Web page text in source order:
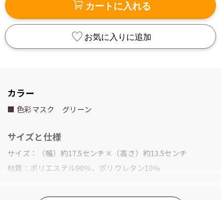
カートに入れる
お気に入りに追加
カラー
■ 色彩マスク グリーン
サイズと仕様
サイズ：（幅）約17.5センチ×（高さ）約13.5センチ
材質：ポリエステル90％、ポリウレタン10％
ご使用方法